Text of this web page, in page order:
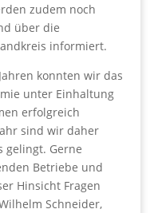
zudem noch
über die
informiert.
konnten wir das
unter Einhaltung
erfolgreich
sind wir daher
gelingt. Gerne
Betriebe und
Hinsicht Fragen
Schneider,